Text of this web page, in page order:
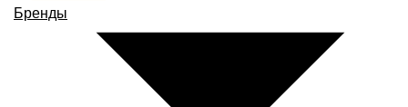
Бренды